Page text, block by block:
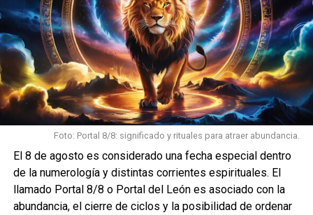
SIGUIENTE
Profesor de música se masturbaba frente a nenes con
retraso madurativo
NO TE PIERDAS
Los signos que pueden darte un puñal por la espalda
Foto: Portal 8/8: significado y rituales para atraer abundancia.
El 8 de agosto es considerado una fecha especial dentro
de la numerología y distintas corrientes espirituales. El
llamado Portal 8/8 o Portal del León es asociado con la
abundancia, el cierre de ciclos y la posibilidad de ordenar